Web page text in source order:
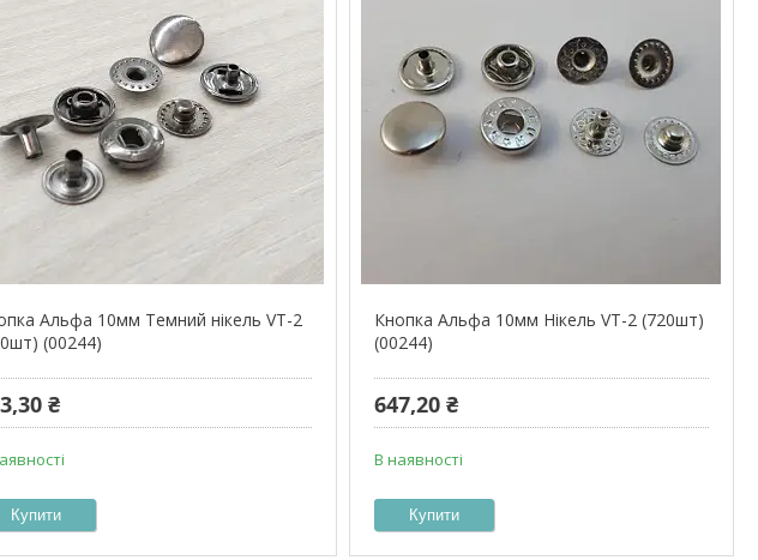
Альфа 10мм Темний нікель VT-2
(00244)
₴
Купити
Кнопка Альфа 10мм Нікель VT-2 (720шт)
(00244)
647,20 ₴
В наявності
Купити